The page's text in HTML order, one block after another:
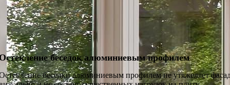
беседок алюминиевым профилем
беседки алюминиевым профилем не утяжеляет